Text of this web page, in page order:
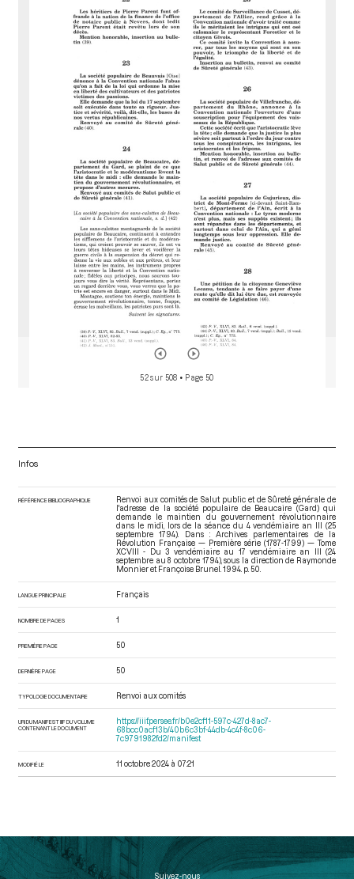
52 sur 508 • Page 50
Infos
RÉFÉRENCE BIBLIOGRAPHIQUE
Renvoi aux comités de Salut public et de Sûreté générale de
l'adresse de la société populaire de Beaucaire (Gard) qui
demande le maintien du gouvernement révolutionnaire
dans le midi, lors de la séance du 4 vendémiaire an III (25
septembre 1794). Dans : Archives parlementaires de la
Révolution Française — Première série (1787-1799) — Tome
XCVIII - Du 3 vendémiaire au 17 vendémiaire an III (24
septembre au 8 octobre 1794), sous la direction de Raymonde
Monnier et Françoise Brunel. 1994. p. 50.
LANGUE PRINCIPALE Français
NOMBRE DE PAGES 1
PREMIÈRE PAGE 50
DERNIÈRE PAGE 50
TYPOLOGIE DOCUMENTAIRE Renvoi aux comités
URI DU MANIFEST IIIF DU VOLUME
CONTENANT LE DOCUMENT
https://iiif.persee.fr/b0e2cf11-597c-427d-8ac7-
68bcc0acf13b/40b6c3bf-44db-4c4f-8c06-
7c9791982fd2/manifest
MODIFIÉ LE 11 octobre 2024 à 07:21
Suivez-nous